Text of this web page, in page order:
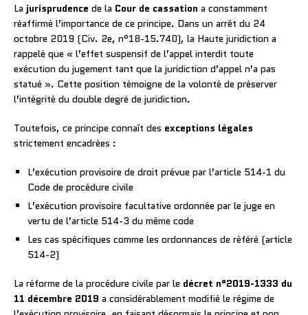
La jurisprudence de la Cour de cassation a constamment
réaffirmé l’importance de ce principe. Dans un arrêt du 24
octobre 2019 (Civ. 2e, n°18-15.740), la Haute juridiction a
rappelé que « l’effet suspensif de l’appel interdit toute
exécution du jugement tant que la juridiction d’appel n’a pas
statué ». Cette position témoigne de la volonté de préserver
l’intégrité du double degré de juridiction.
Toutefois, ce principe connaît des exceptions légales
strictement encadrées :
L’exécution provisoire de droit prévue par l’article 514-1 du
Code de procédure civile
L’exécution provisoire facultative ordonnée par le juge en
vertu de l’article 514-3 du même code
Les cas spécifiques comme les ordonnances de référé (article
514-2)
La réforme de la procédure civile par le décret n°2019-1333 du
11 décembre 2019 a considérablement modifié le régime de